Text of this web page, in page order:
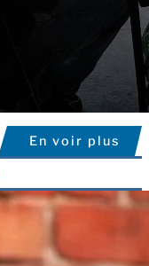
En voir plus